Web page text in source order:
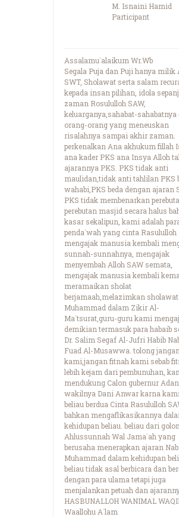
M. Isnaini Hamid
Participant
Assalamu`alaikum Wr.Wb
Segala Puja dan Puji hanya milik
SWT, Sholawat serta salam
kepada insan pilihan, idola
zaman Rosululloh SAW,
keluarganya,sahabat-sahabatnya
orang-orang yang meneuskan
risalahnya sampai akhir zaman.
perkenalkan Ana akhukum fillah
ana kader PKS ana Insya Alloh
ajarannya PKS. PKS tidak anti
maulidan,tidak anti tahlilan PKS
wahabi,PKS beda dengan ajaran
PKS tidak membenarkan
perebutan masjid secara halus
kasar sekalipun, kami adalah
penda`wah yang cinta Rasululloh
mengajak manusia kembali
sunnah-sunnahnya, mengajak
menyembah Alloh SAW semata,
mengajak manusia kembali
meramaikan sholat
berjamaah,melazimkan sholawat
Muhammad dalam Zikir Al-
Ma`tsurat,guru-guru kami
demikian termasuk para habaib
Dr. Salim Segaf Al-Jufri Habib
Fuad Al-Musawwa. tolong
kami,jangan fitnah kami sebab
lebih kejam dari pembunuhan,
mendukung Calon gubernur
wakilnya Dani Anwar karna
beliau berdua Cinta Rasululloh
bahkan mengaflikasikannya
kehidupan beliau. beliau dari
Ahlussunnah Wal Jama`ah yang
berusaha menerapkan ajaran
Muhammad dalam kehidupan
beliau tidak asal berbicara dan
dengan para ulama tetapi juga
menjalankan petuah dan
HASBUNALLOH WANIMAL
Waallohu A`lam